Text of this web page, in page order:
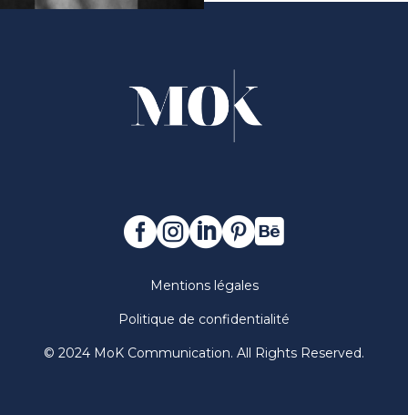

Mentions légales
Politique de confidentialité
© 2024 MoK Communication. All Rights Reserved.